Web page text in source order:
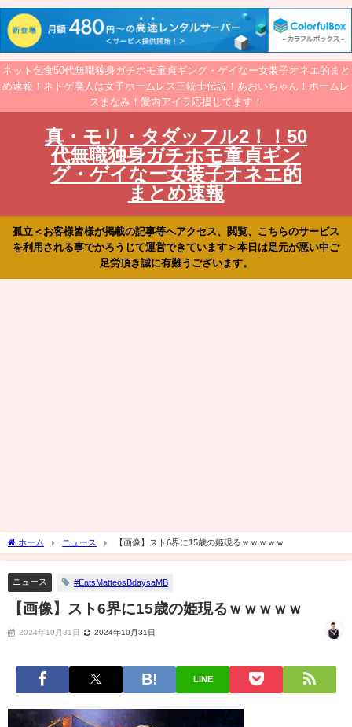
ネット乞食50代無職独身ガチホモ童貞ギング・ゲイなー女装子オネエ的まと
め速報！ネトゲ廃人は女子ホームレス三銃士伝説！あおいちゃん！ホームレ
スまなみ！愛内アイラ応援してます！
真・モリ・タダッフル2！！50
代無職独身ガチホモ童貞ギン
グ・ゲイなー女装子オネエ的
まとめ速報
孤立＜お客様皆様が掲載の記事等へアクセス、閲覧、こちらのサービス
を利用される事でかろうじて運営できています＞本日は足元が悪い中ご
足労頂き誠に有難うございます。
ホーム ニュース 【画像】スト6界に15歳の姫現るｗｗｗｗｗ
ニュース #EatsMatteosBdaysaMB
【画像】スト6界に15歳の姫現るｗｗｗｗｗ
2024年10月31日 2024年10月31日
LINE